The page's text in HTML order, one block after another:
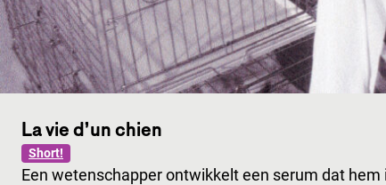
La vie d’un chien
Short!
Een wetenschapper ontwikkelt een serum dat